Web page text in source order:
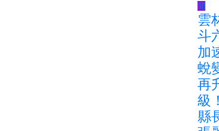
聞
雲
斗
加
蛻
再
級
縣